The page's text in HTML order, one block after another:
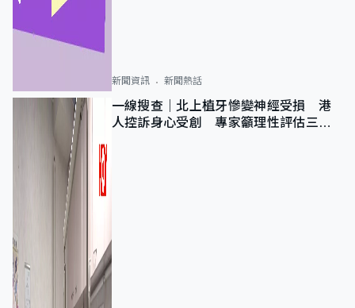
新聞資訊 新聞熱話
一線搜查｜北上植牙慘變神經受損 港
人控訴身心受創 專家籲理性評估三大